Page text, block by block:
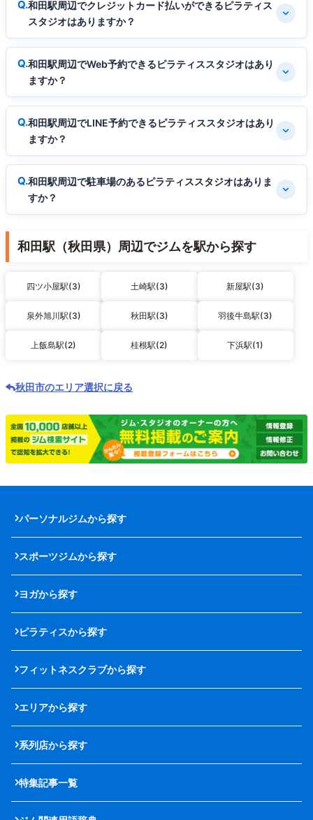
和田駅周辺でクレジットカード払いができるピラティス
スタジオはありますか？
和田駅周辺でWeb予約できるピラティススタジオはあり
ますか？
和田駅周辺でLINE予約できるピラティススタジオはあり
ますか？
和田駅周辺で駐車場のあるピラティススタジオはありま
すか？
和田駅（秋田県）周辺でジムを駅から探す
四ツ小屋駅(3) 土崎駅(3) 新屋駅(3)
泉外旭川駅(3) 秋田駅(3) 羽後牛島駅(3)
上飯島駅(2) 桂根駅(2) 下浜駅(1)
秋田市のエリア選択に戻る
パーソナルジムから探す
スポーツジムから探す
ヨガから探す
ピラティスから探す
フィットネスクラブから探す
エリアから探す
系列店から探す
特集記事一覧